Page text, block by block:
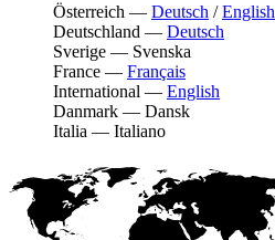
Österreich — Deutsch /English
Deutschland — Deutsch
Sverige — Svenska
France — Français
International — English
Danmark — Dansk
Italia — Italiano